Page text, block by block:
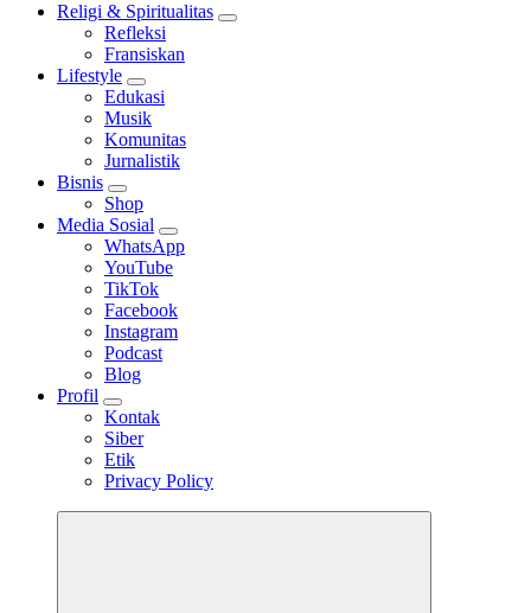
Religi & Spiritualitas
Refleksi
Fransiskan
Lifestyle
Edukasi
Musik
Komunitas
Jurnalistik
Bisnis
Shop
Media Sosial
WhatsApp
YouTube
TikTok
Facebook
Instagram
Podcast
Blog
Profil
Kontak
Siber
Etik
Privacy Policy